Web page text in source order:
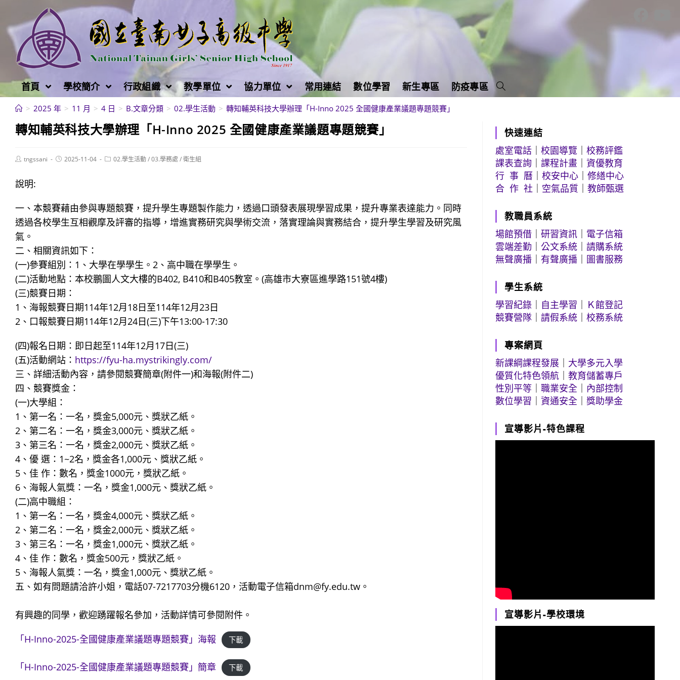
至
容
首頁 學校簡介 行政組織 教學單位 協力單位 常用連結 數位學習 新生專區 防疫專區
> 2025 年 > 11 月 > 4 日 > B.文章分類 > 02.學生活動 > 轉知輔英科技大學辦理「H-Inno 2025 全國健康產業議題專題競賽」
轉知輔英科技大學辦理「H-Inno 2025 全國健康產業議題專題競賽」
Posttngssani
Post2025-11-04
Post02.學生活動/03.學務處 /衛生組
說明:
一、本競賽藉由參與專題競賽，提升學生專題製作能力，透過口頭發表展現學習成果，提升專業表達能力。同時
透過各校學生互相觀摩及評審的指導，增進實務研究與學術交流，落實理論與實務結合，提升學生學習及研究風
氣。
二、相關資訊如下：
(一)參賽組別：1、大學在學學生。2、高中職在學學生。
(二)活動地點：本校鵬圖人文大樓的B402, B410和B405教室。(高雄市大寮區進學路151號4樓)
(三)競賽日期：
1、海報競賽日期114年12月18日至114年12月23日
2、口報競賽日期114年12月24日(三)下午13:00-17:30
(四)報名日期：即日起至114年12月17日(三)
(五)活動網站： https://fyu-ha.mystrikingly.com/
三、詳細活動內容，請參閱競賽簡章(附件一)和海報(附件二)
四、競賽獎金：
(一)大學組：
1、第一名：一名，獎金5,000元、獎狀乙紙。
2、第二名：一名，獎金3,000元、獎狀乙紙。
3、第三名：一名，獎金2,000元、獎狀乙紙。
4、優 選：1~2名，獎金各1,000元、獎狀乙紙。
5、佳 作：數名，獎金1000元，獎狀乙紙。
6、海報人氣獎：一名，獎金1,000元、獎狀乙紙。
(二)高中職組：
1、第一名：一名，獎金4,000元、獎狀乙紙。
2、第二名：一名，獎金2,000元、獎狀乙紙。
3、第三名：一名，獎金1,000元、獎狀乙紙。
4、佳 作：數名，獎金500元，獎狀乙紙。
5、海報人氣獎：一名，獎金1,000元、獎狀乙紙。
五、如有問題請洽許小姐，電話07-7217703分機6120，活動電子信箱dnm@fy.edu.tw。
有興趣的同學，歡迎踴躍報名參加，活動詳情可參閱附件。
「H-Inno-2025-全國健康產業議題專題競賽」海報
下載
「H-Inno-2025-全國健康產業議題專題競賽」簡章 下載
快速連結
處室電話 ｜校園導覽 ｜校務評鑑
課表查詢 ｜課程計畫 ｜資優教育
行 事 曆 ｜校安中心 ｜修繕中心
合 作 社
空氣品質 ｜教師甄選
教職員系統
場館預借 ｜研習資訊
電子信箱
雲端差勤 ｜公文系統 ｜請購系統
無聲廣播
有聲廣播 圖書服務
學生系統
學習紀錄
自主學習
Ｋ館登記
競賽營隊 ｜請假系統 ｜校務系統
專案網頁
新課綱課程發展
大學多元入學
優質化特色領航 ｜教育儲蓄專戶
性別平等 ｜職業安全
內部控制
數位學習 ｜資通安全 ｜獎助學金
宣導影片-特色課程
宣導影片-學校環境